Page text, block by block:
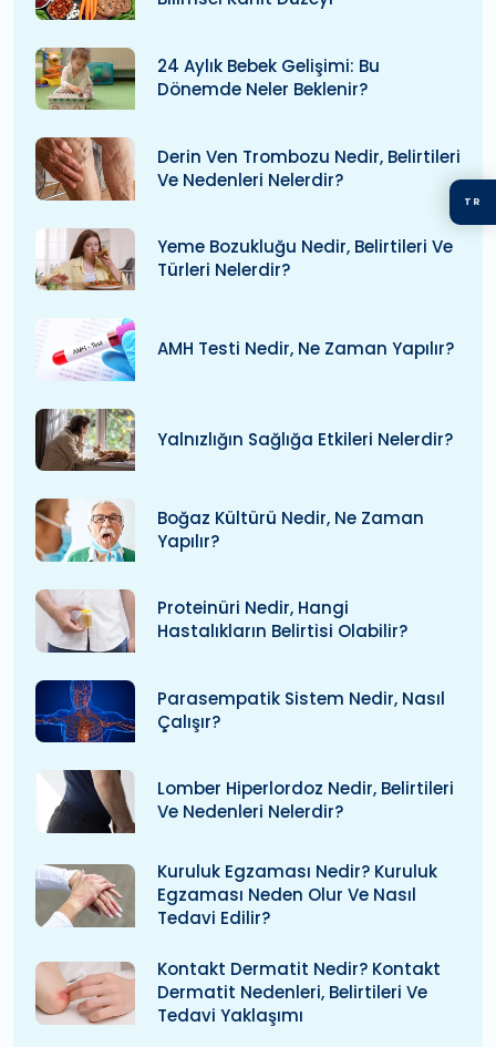
TR
24 Aylık Bebek Gelişimi: Bu
Dönemde Neler Beklenir?
Derin Ven Trombozu Nedir, Belirtileri
Ve Nedenleri Nelerdir?
Yeme Bozukluğu Nedir, Belirtileri Ve
Türleri Nelerdir?
AMH Testi Nedir, Ne Zaman Yapılır?
Yalnızlığın Sağlığa Etkileri Nelerdir?
Boğaz Kültürü Nedir, Ne Zaman
Yapılır?
Proteinüri Nedir, Hangi
Hastalıkların Belirtisi Olabilir?
Parasempatik Sistem Nedir, Nasıl
Çalışır?
Lomber Hiperlordoz Nedir, Belirtileri
Ve Nedenleri Nelerdir?
Kuruluk Egzaması Nedir? Kuruluk
Egzaması Neden Olur Ve Nasıl
Tedavi Edilir?
Kontakt Dermatit Nedir? Kontakt
Dermatit Nedenleri, Belirtileri Ve
Tedavi Yaklaşımı